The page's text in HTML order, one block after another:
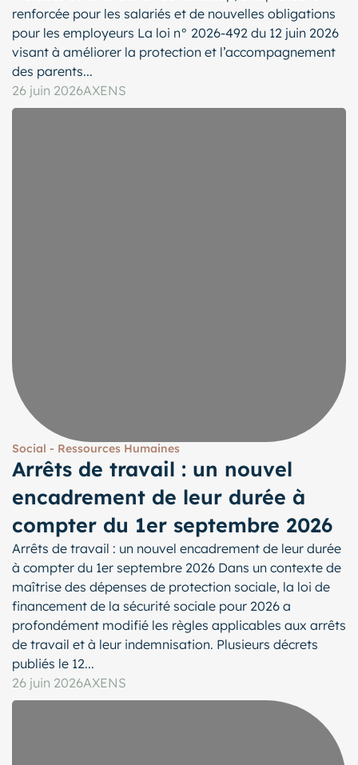
renforcée pour les salariés et de nouvelles obligations
pour les employeurs La loi n° 2026-492 du 12 juin 2026
visant à améliorer la protection et l’accompagnement
des parents...
26 juin 2026AXENS
Social - Ressources Humaines
Arrêts de travail : un nouvel
encadrement de leur durée à
compter du 1er septembre 2026
Arrêts de travail : un nouvel encadrement de leur durée
à compter du 1er septembre 2026 Dans un contexte de
maîtrise des dépenses de protection sociale, la loi de
financement de la sécurité sociale pour 2026 a
profondément modifié les règles applicables aux arrêts
de travail et à leur indemnisation. Plusieurs décrets
publiés le 12...
26 juin 2026AXENS